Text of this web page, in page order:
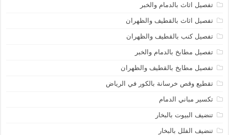
تفصيل اثاث بالدمام والخبر
تفصيل اثاث بالقطيف والظهران
تفصيل كنب بالقطيف والظهران
تفصيل مطابخ بالدمام والخبر
تفصيل مطايخ بالقطيف والظهران
تقطيع وقص خرسانة بالكور في الرياض
تكسير مباني الدمام
تنضيف البيوت بالبخار
تنضيف الفلل بالبخار